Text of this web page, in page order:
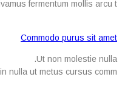
fermentum mollis arcu t
Commodo purus sit amet
Ut non molestie nulla.
nulla ut metus cursus comm